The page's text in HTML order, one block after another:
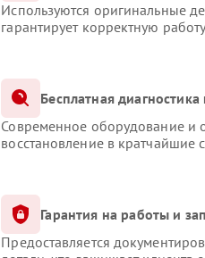
Используются оригинальные
гарантирует корректную
Бесплатная
Современное оборудование и
восстановление в кратчайшие
Гарантия на работы и
Предоставляется